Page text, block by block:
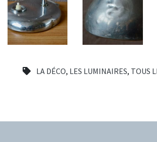
LA DÉCO, LES LUMINAIRES, TOUS